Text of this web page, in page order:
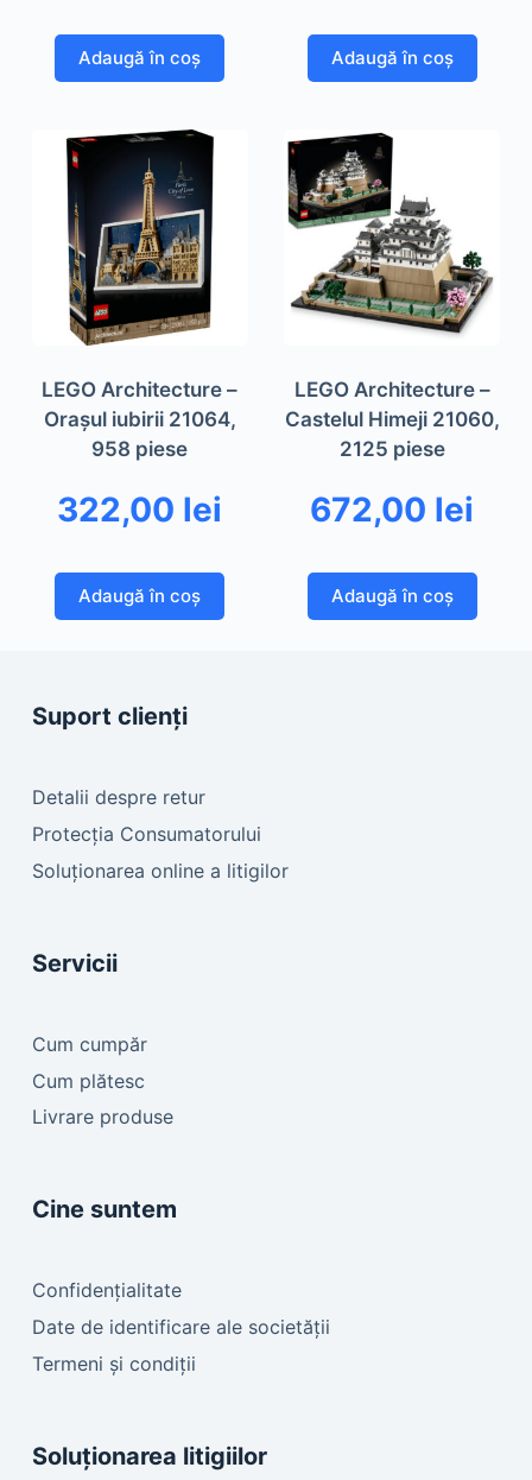
Adaugă în coș Adaugă în coș
LEGO Architecture –
Oraşul iubirii 21064,
958 piese
322,00 lei
Adaugă în coș
LEGO Architecture –
Castelul Himeji 21060,
2125 piese
672,00 lei
Adaugă în coș
Suport clienți
Detalii despre retur
Protecția Consumatorului
Soluționarea online a litigilor
Servicii
Cum cumpăr
Cum plătesc
Livrare produse
Cine suntem
Confidențialitate
Date de identificare ale societății
Termeni și condiții
Soluționarea litigiilor